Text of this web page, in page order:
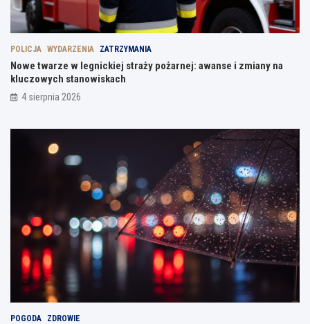
POLICJA WYDARZENIA ZATRZYMANIA
Nowe twarze w legnickiej straży pożarnej: awanse i zmiany na
kluczowych stanowiskach
4 sierpnia 2026
POGODA ZDROWIE